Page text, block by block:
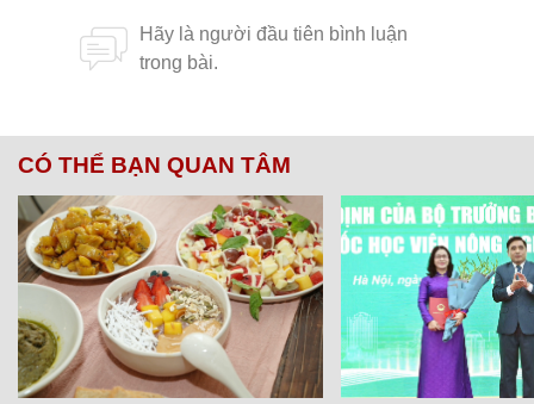
CÓ THỂ BẠN QUAN TÂM